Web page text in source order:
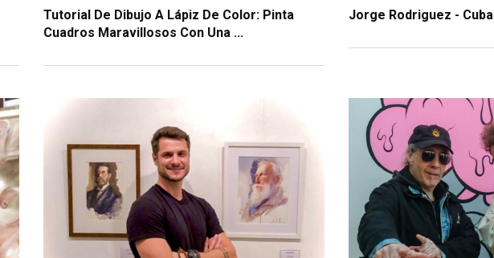
Tutorial De Dibujo A Lápiz De Color: Pinta
Cuadros Maravillosos Con Una ...
Jorge Rodriguez - Cuba